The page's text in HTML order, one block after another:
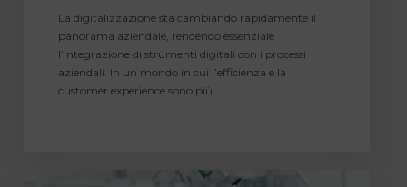
La digitalizzazione sta cambiando rapidamente il
panorama aziendale, rendendo essenziale
l’integrazione di strumenti digitali con i processi
aziendali. In un mondo in cui l’efficienza e la
customer experience sono più…
Come